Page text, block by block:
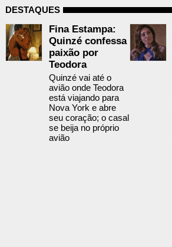
DESTAQUES
Fina Estampa:
Quinzé confessa
paixão por
Teodora
Quinzé vai até o
avião onde Teodora
está viajando para
Nova York e abre
seu coração; o casal
se beija no próprio
avião